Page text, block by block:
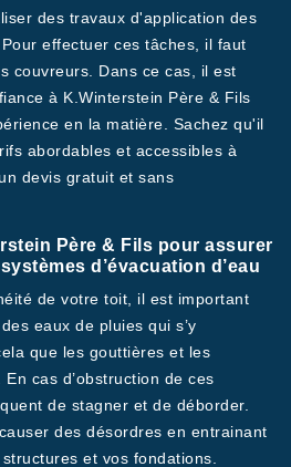
des travaux d'application des
effectuer ces tâches, il faut
couvreurs. Dans ce cas, il est
à K.Winterstein Père & Fils
en la matière. Sachez qu'il
abordables et accessibles à
devis gratuit et sans
Père & Fils pour assurer
d’évacuation d’eau
de votre toit, il est important
eaux de pluies qui s’y
que les gouttières et les
cas d’obstruction de ces
de stagner et de déborder.
des désordres en entrainant
et vos fondations.